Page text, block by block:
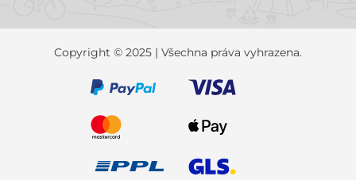
Copyright © 2025 | Všechna práva vyhrazena.